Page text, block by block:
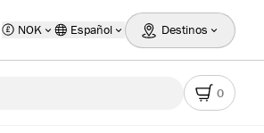
NOK Español Destinos
0